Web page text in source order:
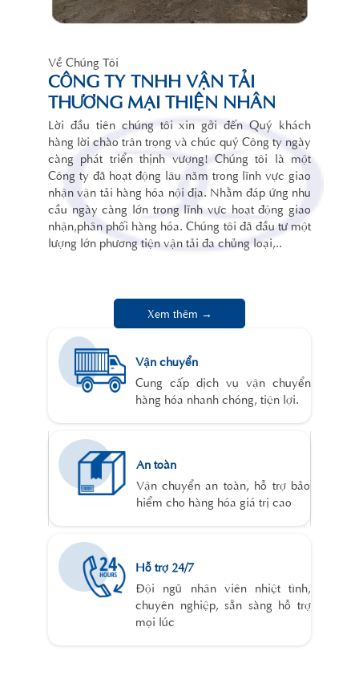
Về Chúng Tôi
CÔNG TY TNHH VẬN TẢI
THƯƠNG MẠI THIỆN NHÂN
Lời đầu tiên chúng tôi xin gởi đến Quý khách
hàng lời chào trân trọng và chúc quý Công ty ngày
càng phát triển thịnh vượng! Chúng tôi là một
Công ty đã hoạt động lâu năm trong lĩnh vực giao
nhận vận tải hàng hóa nội địa. Nhằm đáp ứng nhu
cầu ngày càng lớn trong lĩnh vực hoạt động giao
nhận,phân phối hàng hóa. Chúng tôi đã đầu tư một
lượng lớn phương tiện vận tải đa chủng loại,..
Xem thêm →
Vận chuyển
Cung cấp dịch vụ vận chuyển
hàng hóa nhanh chóng, tiện lợi.
An toàn
Vận chuyển an toàn, hỗ trợ bảo
hiểm cho hàng hóa giá trị cao
Hỗ trợ 24/7
Đội ngũ nhân viên nhiệt tình,
chuyên nghiệp, sẵn sàng hỗ trợ
mọi lúc